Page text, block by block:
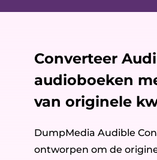
Converteer
audioboeken
van originele
DumpMedia Audible
ontworpen om de